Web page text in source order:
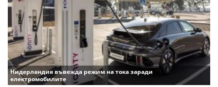
Нидерландия въвежда режим на тока заради
електромобилите